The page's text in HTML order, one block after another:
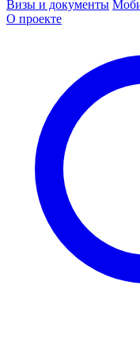
Визы и документы
О проекте